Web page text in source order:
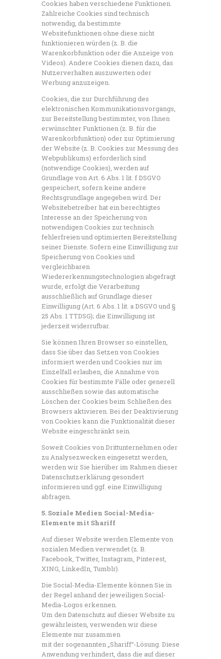
Cookies haben verschiedene Funktionen.
Zahlreiche Cookies sind technisch
notwendig, da bestimmte
Websitefunktionen ohne diese nicht
funktionieren würden (z. B. die
Warenkorbfunktion oder die Anzeige von
Videos). Andere Cookies dienen dazu, das
Nutzerverhalten auszuwerten oder
Werbung anzuzeigen.
Cookies, die zur Durchführung des
elektronischen Kommunikationsvorgangs,
zur Bereitstellung bestimmter, von Ihnen
erwünschter Funktionen (z. B. für die
Warenkorbfunktion) oder zur Optimierung
der Website (z. B. Cookies zur Messung des
Webpublikums) erforderlich sind
(notwendige Cookies), werden auf
Grundlage von Art. 6 Abs. 1 lit. f DSGVO
gespeichert, sofern keine andere
Rechtsgrundlage angegeben wird. Der
Websitebetreiber hat ein berechtigtes
Interesse an der Speicherung von
notwendigen Cookies zur technisch
fehlerfreien und optimierten Bereitstellung
seiner Dienste. Sofern eine Einwilligung zur
Speicherung von Cookies und
vergleichbaren
Wiedererkennungstechnologien abgefragt
wurde, erfolgt die Verarbeitung
ausschließlich auf Grundlage dieser
Einwilligung (Art. 6 Abs. 1 lit. a DSGVO und §
25 Abs. 1 TTDSG); die Einwilligung ist
jederzeit widerrufbar.
Sie können Ihren Browser so einstellen,
dass Sie über das Setzen von Cookies
informiert werden und Cookies nur im
Einzelfall erlauben, die Annahme von
Cookies für bestimmte Fälle oder generell
ausschließen sowie das automatische
Löschen der Cookies beim Schließen des
Browsers aktivieren. Bei der Deaktivierung
von Cookies kann die Funktionalität dieser
Website eingeschränkt sein.
Soweit Cookies von Drittunternehmen oder
zu Analysezwecken eingesetzt werden,
werden wir Sie hierüber im Rahmen dieser
Datenschutzerklärung gesondert
informieren und ggf. eine Einwilligung
abfragen.
5. Soziale Medien Social-Media-
Elemente mit Shariff
Auf dieser Website werden Elemente von
sozialen Medien verwendet (z. B.
Facebook, Twitter, Instagram, Pinterest,
XING, LinkedIn, Tumblr).
Die Social-Media-Elemente können Sie in
der Regel anhand der jeweiligen Social-
Media-Logos erkennen.
Um den Datenschutz auf dieser Website zu
gewährleisten, verwenden wir diese
Elemente nur zusammen
mit der sogenannten „Shariff“-Lösung. Diese
Anwendung verhindert, dass die auf dieser